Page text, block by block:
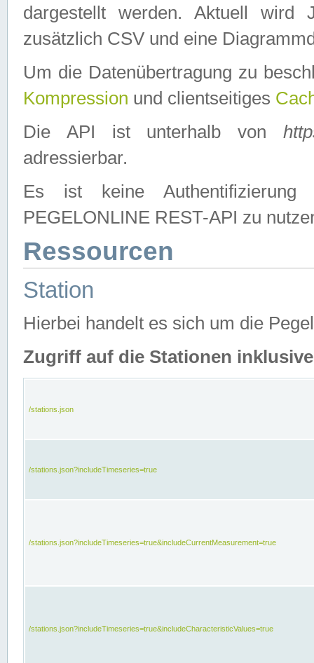
dargestellt werden. Aktuell wird
zusätzlich CSV und eine
Um die Datenübertragung zu
Kompression und clientseitiges
Die API ist unterhalb von
adressierbar.
Es ist keine
PEGELONLINE REST-API zu
Ressourcen
Station
Hierbei handelt es sich um die
Zugriff auf die Stationen
/stations.json
/stations.json?includeTimeseries=true
/stations.json?includeTimeseries=true&includeCurrentMeasurement=true
/stations.json?includeTimeseries=true&includeCharacteristicValues=true